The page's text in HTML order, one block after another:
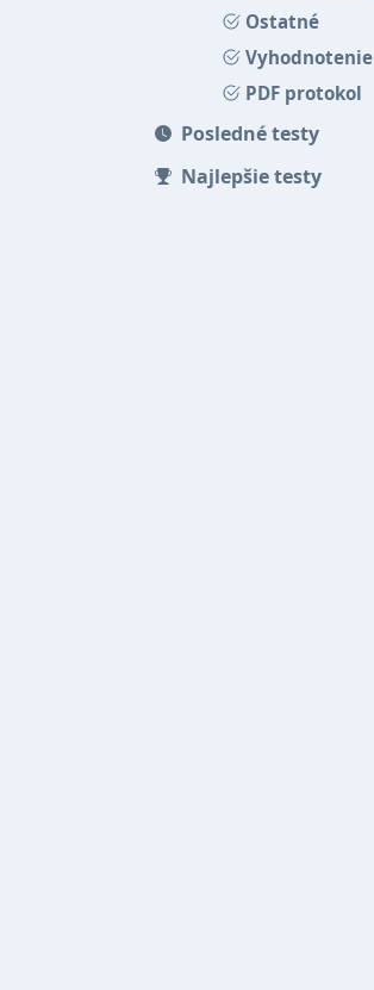
Ostatné
Vyhodnotenie
PDF protokol
Posledné testy
Najlepšie testy